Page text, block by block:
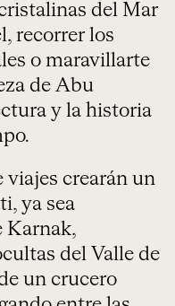
del Mar
recorrer los
o maravillarte
de Abu
y la historia
viajes crearán un
ya sea
Karnak,
del Valle de
un crucero